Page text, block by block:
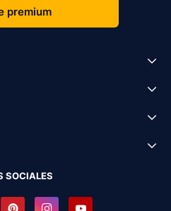
premium
SOCIALES